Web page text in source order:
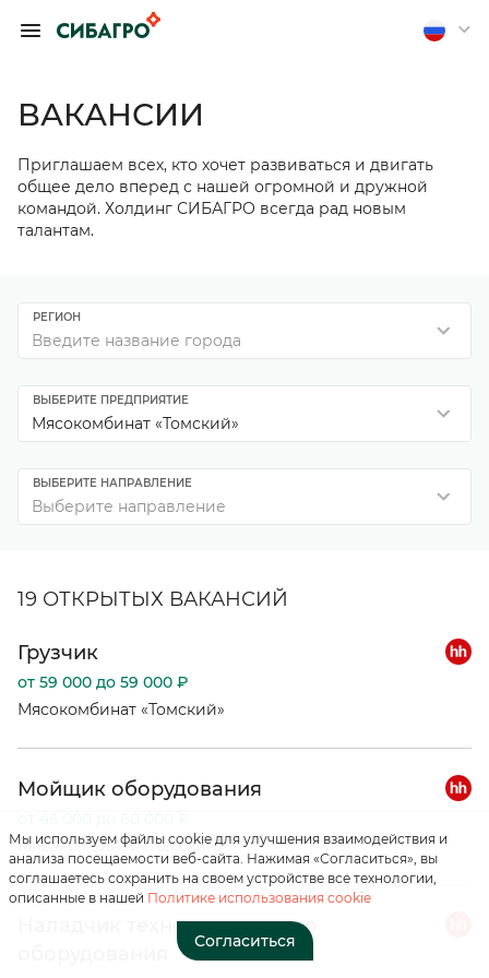
ВАКАНСИИ
Приглашаем всех, кто хочет развиваться и двигать
общее дело вперед с нашей огромной и дружной
командой. Холдинг СИБАГРО всегда рад новым
талантам.
Введите название города
РЕГИОН
Мясокомбинат «Томский»
ВЫБЕРИТЕ ПРЕДПРИЯТИЕ
Выберите направление
ВЫБЕРИТЕ НАПРАВЛЕНИЕ
19 ОТКРЫТЫХ ВАКАНСИЙ
Грузчик
от 59 000 до 59 000 ₽
Мясокомбинат «Томский»
Мойщик оборудования
Мясокомбинат «Томский»
Наладчик технологического
Мы используем файлы cookie для улучшения взаимодействия и
анализа посещаемости веб-сайта. Нажимая «Согласиться», вы
соглашаетесь сохранить на своем устройстве все технологии,
описанные в нашей Политике использования cookie
Согласиться
ПРАВЛЕНИЯ А.
П. ТЮТЮШЕВУ
Если вы хотите получить
обратную связь, оставьте
свои контакты
Нажимая на кнопку, вы
соглашаетесь с
персональных данных»
Отправить